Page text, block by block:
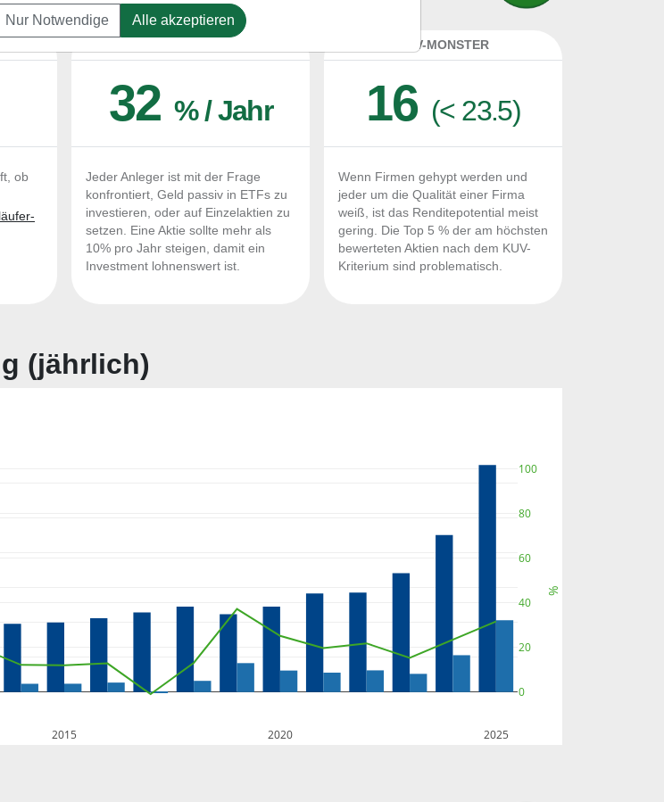
ob
32 % / Jahr
Jeder Anleger ist mit der Frage
konfrontiert, Geld passiv in ETFs zu
investieren, oder auf Einzelaktien zu
setzen. Eine Aktie sollte mehr als
10% pro Jahr steigen, damit ein
Investment lohnenswert ist.
KUV-MONSTER
16 (< 23.5)
Wenn Firmen gehypt werden und
jeder um die Qualität einer Firma
weiß, ist das Renditepotential meist
gering. Die Top 5 % der am höchsten
bewerteten Aktien nach dem KUV-
Kriterium sind problematisch.
(jährlich)
2015 2020 2025
0
20
40
60
80
100
%
Nur Notwendige Alle akzeptieren